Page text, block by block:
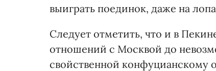
выиграть поединок, даже на
Следует отметить, что и в
отношений с Москвой до
свойственной конфуцианскому